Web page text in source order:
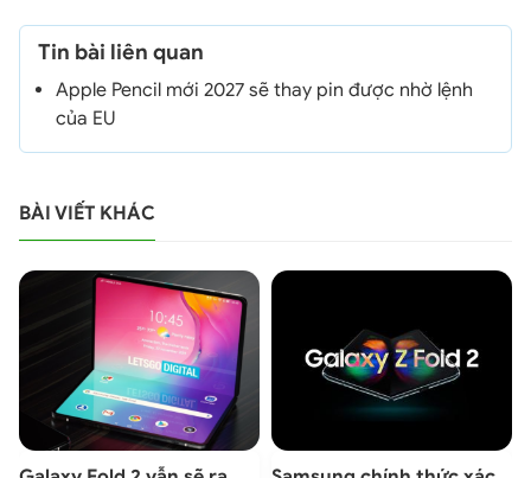
Tin bài liên quan
Apple Pencil mới 2027 sẽ thay pin được nhờ lệnh
của EU
BÀI VIẾT KHÁC